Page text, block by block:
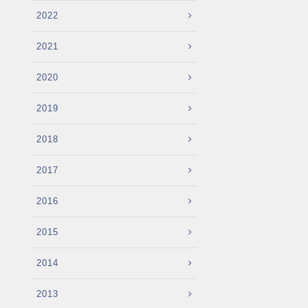
2022
2021
2020
2019
2018
2017
2016
2015
2014
2013